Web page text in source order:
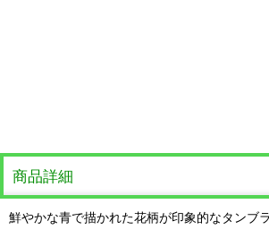
商品詳細
鮮やかな青で描かれた花柄が印象的なタンブ